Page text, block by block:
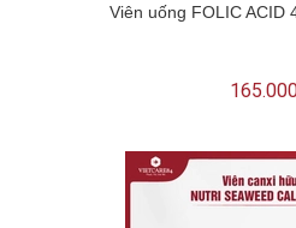
Viên uống FOLIC ACID